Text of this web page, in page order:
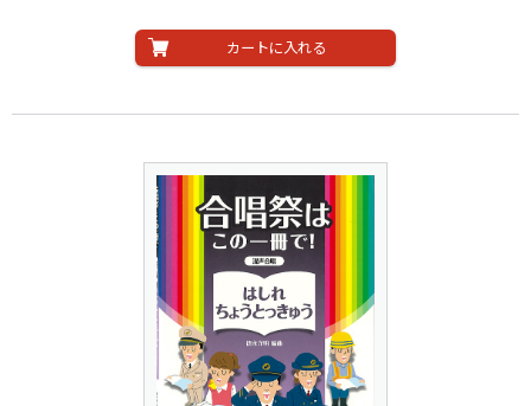
カートに入れる